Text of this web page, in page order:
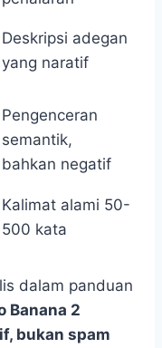
Deskripsi adegan
yang naratif
Pengenceran
semantik,
bahkan negatif
Kalimat alami 50-
500 kata
dalam panduan
Banana 2
bukan spam